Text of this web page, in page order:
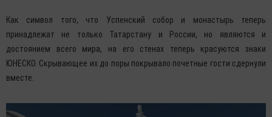
Как символ того, что Успенский собор и монастырь теперь
принадлежат не только Татарстану и России, но являются и
достоянием всего мира, на его стенах теперь красуются знаки
ЮНЕСКО. Скрывающее их до поры покрывало почетные гости сдернули
вместе.